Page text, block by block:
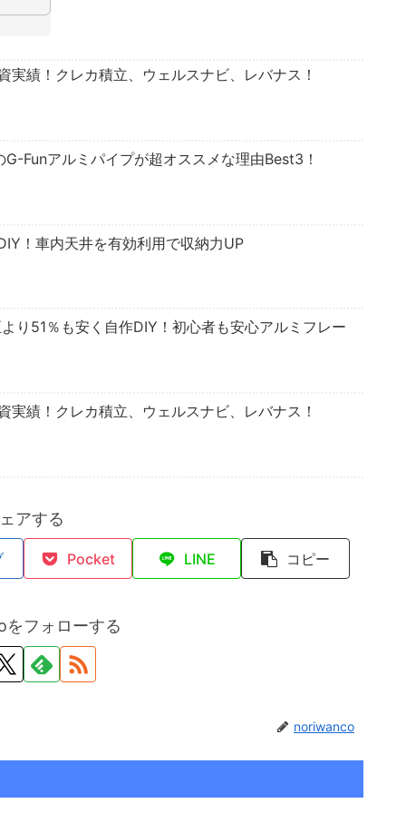
実績！クレカ積立、ウェルスナビ、レバナス！
Funアルミパイプが超オススメな理由Best3！
！車内天井を有効利用で収納力UP
り51％も安く自作DIY！初心者も安心アルミフレー
実績！クレカ積立、ウェルスナビ、レバナス！
アする
Pocket LINE コピー
フォローする
noriwanco